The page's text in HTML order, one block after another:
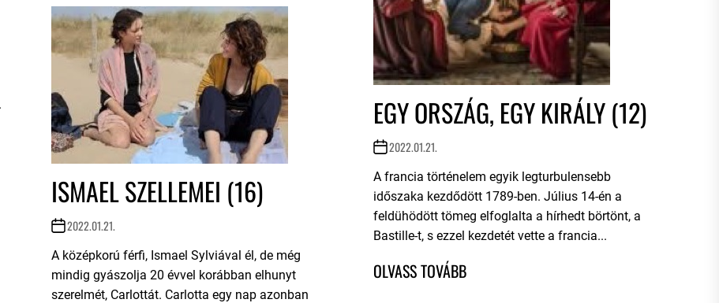
EGY ORSZÁG, EGY KIRÁLY (12)
2022.01.21.
A francia történelem egyik legturbulensebb
időszaka kezdődött 1789-ben. Július 14-én a
feldühödött tömeg elfoglalta a hírhedt börtönt, a
Bastille-t, s ezzel kezdetét vette a francia...
ISMAEL SZELLEMEI (16)
2022.01.21.
A középkorú férfi, Ismael Sylviával él, de még
mindig gyászolja 20 évvel korábban elhunyt
szerelmét, Carlottát. Carlotta egy nap azonban